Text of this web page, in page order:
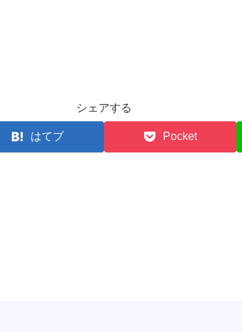
シェアする
はてブ Pocket